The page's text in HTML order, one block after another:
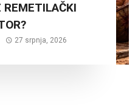
27 srpnja, 2026